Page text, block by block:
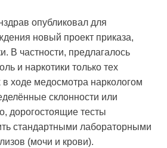
опубликовал для
новый проект приказа,
В частности, предлагалось
и наркотики только тех
в ходе медосмотра наркологом
склонности или
дорогостоящие тесты
стандартными лабораторными
(мочи и крови).